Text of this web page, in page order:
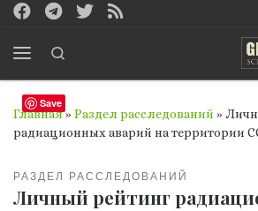
Перейти к содержимому
Главная» Раздел расследований »
радиационных аварий на территории
РАЗДЕЛ РАССЛЕДОВАНИЙ
Личный рейтинг
Save